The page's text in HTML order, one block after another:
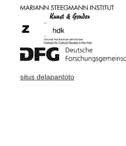
situs delapantoto